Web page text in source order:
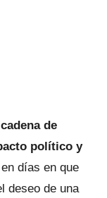
de
político y
días en que
deseo de una